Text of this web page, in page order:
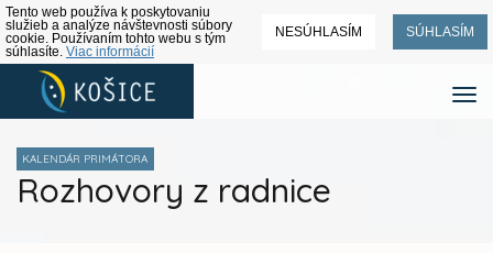
Tento web používa k poskytovaniu
služieb a analýze návštevnosti súbory
cookie. Používaním tohto webu s tým
súhlasíte. Viac informácií
NESÚHLASÍM SÚHLASÍM
KALENDÁR PRIMÁTORA
Rozhovory z radnice